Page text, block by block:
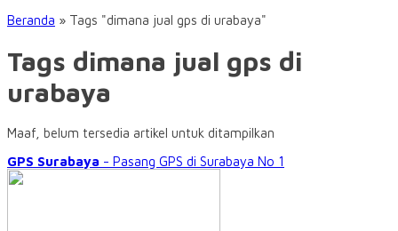
Beranda » Tags "dimana jual gps di urabaya"
Tags dimana jual gps di
urabaya
Maaf, belum tersedia artikel untuk ditampilkan
GPS Surabaya - Pasang GPS di Surabaya No 1